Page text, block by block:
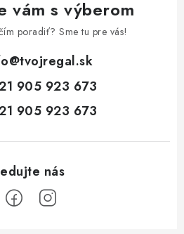
vám s výberom
poradiť? Sme tu pre vás!
@tvojregal.sk
905 923 673
905 923 673